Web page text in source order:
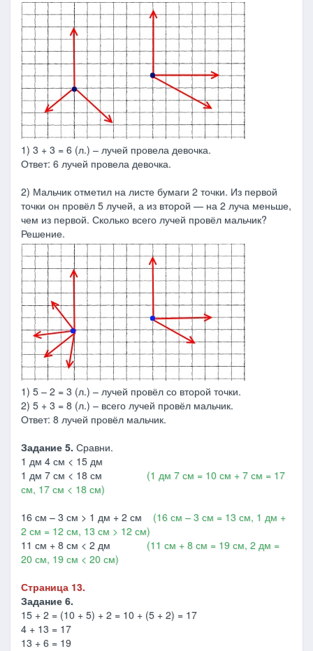
1) 3 + 3 = 6 (л.) – лучей провела девочка.
Ответ: 6 лучей провела девочка.
2) Мальчик отметил на листе бумаги 2 точки. Из первой
точки он провёл 5 лучей, а из второй — на 2 луча меньше,
чем из первой. Сколько всего лучей провёл мальчик?
Решение.
1) 5 – 2 = 3 (л.) – лучей провёл со второй точки.
2) 5 + 3 = 8 (л.) – всего лучей провёл мальчик.
Ответ: 8 лучей провёл мальчик.
Задание 5. Сравни.
1 дм 4 см < 15 дм
1 дм 7 см < 18 см
(1 дм 7 см = 10 см + 7 см = 17
см, 17 см < 18 см)
16 см – 3 см > 1 дм + 2 см (16 см – 3 см = 13 см, 1 дм +
2 см = 12 см, 13 см > 12 см)
11 см + 8 см < 2 дм
(11 см + 8 см = 19 см, 2 дм =
20 см, 19 см < 20 см)
Страница 13.
Задание 6.
15 + 2 = (10 + 5) + 2 = 10 + (5 + 2) = 17
4 + 13 = 17
13 + 6 = 19